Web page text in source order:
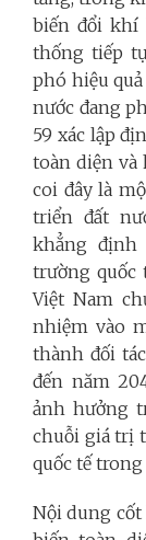
biến đổi khí
thống tiếp
phó hiệu quả
nước đang
59 xác lập
toàn diện và
coi đây là
triển đất
khẳng
trường quốc
Việt Nam
nhiệm vào
thành đối
đến năm
ảnh hưởng
chuỗi giá trị
quốc tế
Nội dung cốt